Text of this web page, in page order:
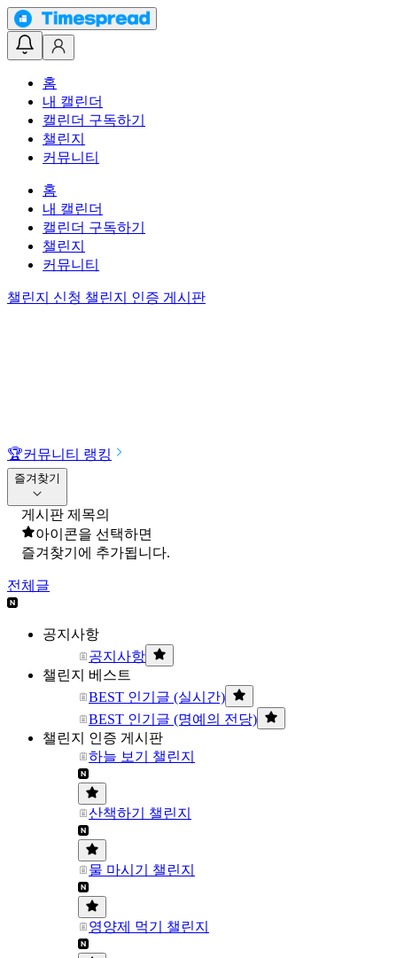
홈
내 캘린더
캘린더 구독하기
챌린지
커뮤니티
홈
내 캘린더
캘린더 구독하기
챌린지
커뮤니티
챌린지 신청 챌린지 인증 게시판
🏆커뮤니티 랭킹
즐겨찾기
게시판 제목의
아이콘을 선택하면
즐겨찾기에 추가됩니다.
전체글
공지사항
공지사항
챌린지 베스트
BEST 인기글 (실시간)
BEST 인기글 (명예의 전당)
챌린지 인증 게시판
하늘 보기 챌린지
산책하기 챌린지
물 마시기 챌린지
영양제 먹기 챌린지